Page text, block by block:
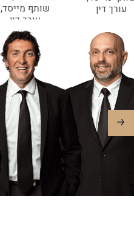
עורך דין
שותף מייסד,
עורך דין